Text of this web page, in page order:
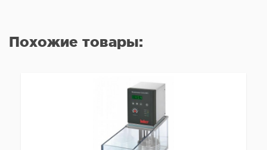
Похожие товары: